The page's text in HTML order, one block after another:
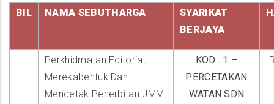
BIL
NAMA SEBUTHARGA
SYARIKAT
BERJAYA
Perkhidmatan Editorial,
Merekabentuk Dan
Mencetak Penerbitan JMM
KOD : 1 –
PERCETAKAN
WATAN SDN